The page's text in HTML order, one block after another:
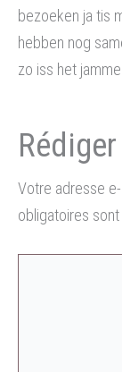
bezoeken ja tis
hebben nog
zo iss het
Votre adresse
obligatoires